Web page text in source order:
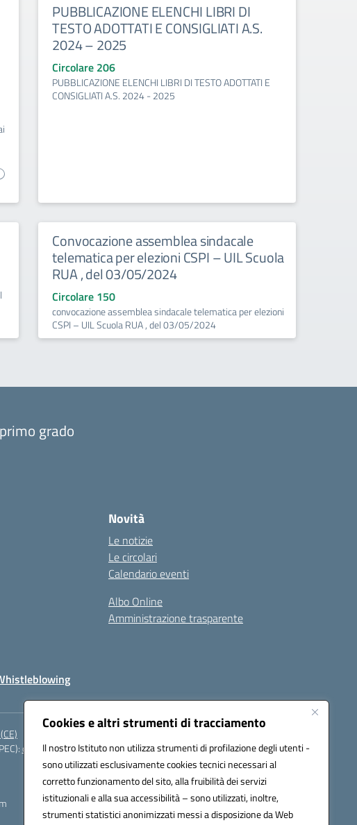
Cookies e altri strumenti di tracciamento
Il nostro Istituto non utilizza strumenti di profilazione degli utenti -
sono utilizzati esclusivamente cookies tecnici necessari al
corretto funzionamento del sito, alla fruibilità dei servizi
istituzionali e alla sua accessibilità – sono utilizzati, inoltre,
strumenti statistici anonimizzati messi a disposizione da Web
PUBBLICAZIONE ELENCHI LIBRI DI
TESTO ADOTTATI E CONSIGLIATI A.S.
2024 – 2025
Circolare 206
PUBBLICAZIONE ELENCHI LIBRI DI TESTO ADOTTATI E
CONSIGLIATI A.S. 2024 - 2025
Convocazione assemblea sindacale
telematica per elezioni CSPI – UIL Scuola
RUA , del 03/05/2024
Circolare 150
convocazione assemblea sindacale telematica per elezioni
CSPI – UIL Scuola RUA , del 03/05/2024
grado
Novità
Le notizie
Le circolari
Calendario eventi
Albo Online
Amministrazione trasparente
ceic8av00r@pec.istruzione.it